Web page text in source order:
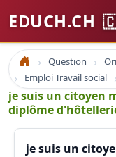
EDUCH.CH
Accueil Question
Emploi Travail social
je suis un citoyen
diplôme
je suis un